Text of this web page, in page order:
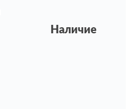
Наличие